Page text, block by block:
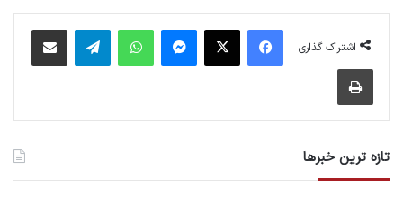
اشتراک گذاری
فیس بوک پیام رسان واتس آپ
تازه ترین خبرها